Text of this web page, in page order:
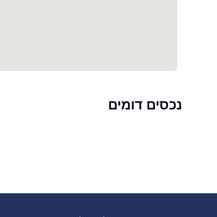
נכסים דומים